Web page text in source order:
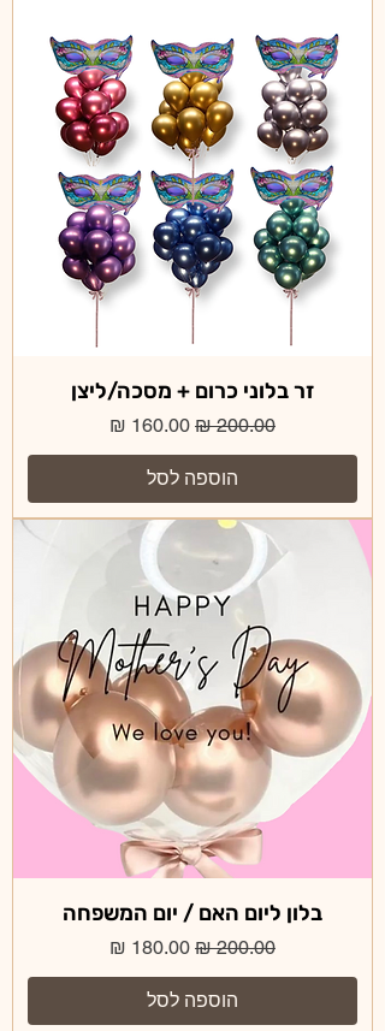
זר בלוני כרום + מסכה/ליצן
מחיר רגיל מחיר מבצע
הוספה לסל
בלון ליום האם / יום המשפחה
מחיר רגיל מחיר מבצע
הוספה לסל